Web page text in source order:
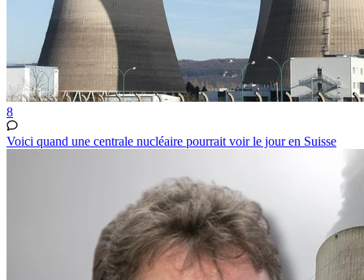
8
Voici quand une centrale nucléaire pourrait voir le jour en Suisse